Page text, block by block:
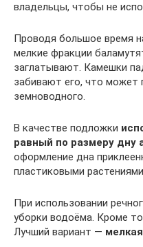
владельцы, чтобы не
Проводя большое время
мелкие фракции
заглатывают. Камешки
забивают его, что может
земноводного.
В качестве подложки
равный по размеру дну
оформление дна
пластиковыми
При использовании
уборки водоёма. Кроме
Лучший вариант —